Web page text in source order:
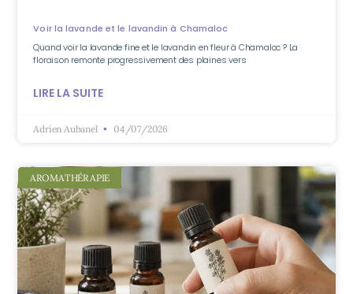
Voir la lavande et le lavandin à Chamaloc
Quand voir la lavande fine et le lavandin en fleur à Chamaloc ? La
floraison remonte progressivement des plaines vers
LIRE LA SUITE
Adrien Aubanel 04/07/2026
AROMATHÉRAPIE